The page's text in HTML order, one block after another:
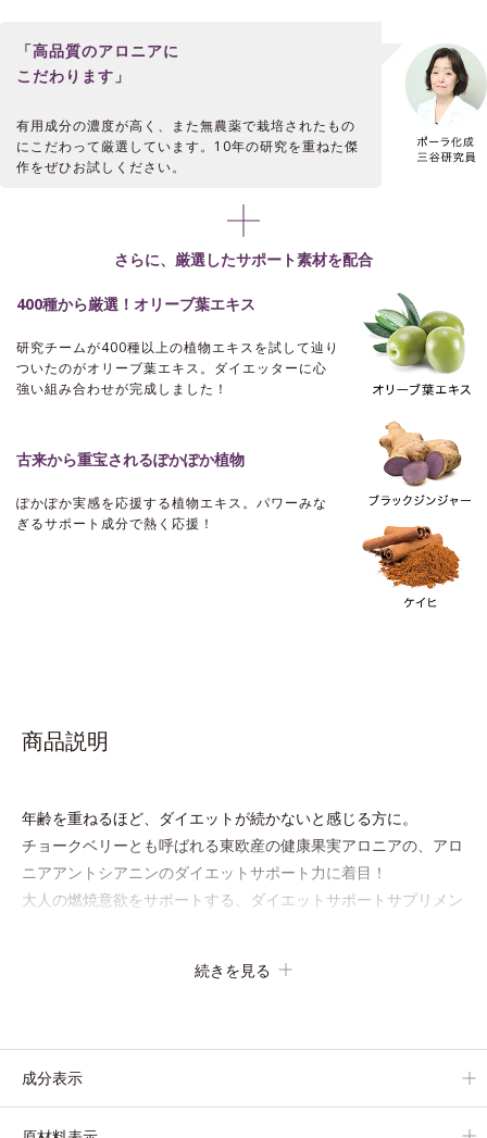
「高品質のアロニアに
こだわります」
有用成分の濃度が高く、また無農薬で栽培されたもの
にこだわって厳選しています。10年の研究を重ねた傑
作をぜひお試しください。
さらに、厳選したサポート素材を配合
400種から厳選！オリーブ葉エキス
研究チームが400種以上の植物エキスを試して辿り
ついたのがオリーブ葉エキス。ダイエッターに心
強い組み合わせが完成しました！
古来から重宝されるぽかぽか植物
ぽかぽか実感を応援する植物エキス。 パワーみな
ぎるサポート成分で熱く応援！
商品説明
年齢を重ねるほど、ダイエットが続かないと感じる方に。
チョークベリーとも呼ばれる東欧産の健康果実アロニアの、アロ
ニアアントシアニンのダイエットサポート力に着目！
大人の燃焼意欲をサポートする、ダイエットサポートサプリメン
わり、その特有成分を抽出。安定して一定量配合できるよう、規
トする成分として、研究チームが400種以上の植物エキスを試し
続きを見る
成分表示